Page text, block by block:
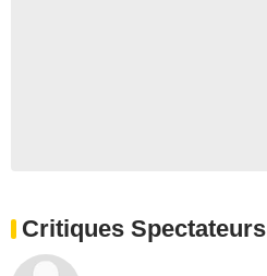
Critiques Spectateurs